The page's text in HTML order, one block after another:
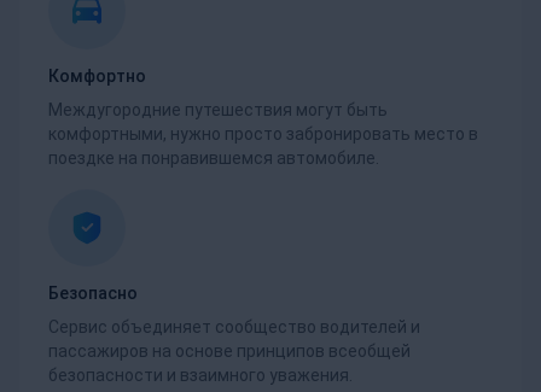
Комфортно
Междугородние путешествия могут быть
комфортными, нужно просто забронировать место в
поездке на понравившемся автомобиле.
Безопасно
Сервис объединяет сообщество водителей и
пассажиров на основе принципов всеобщей
безопасности и взаимного уважения.